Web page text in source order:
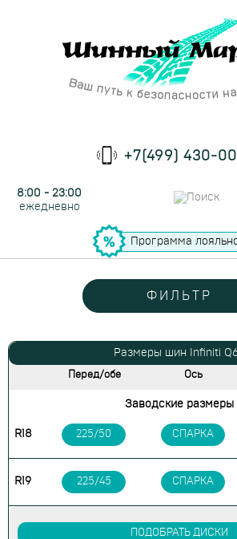
+7(499) 430-
8:00 - 23:00
ежедневно
Программа
ФИЛЬТР
Размеры шин Infiniti
Перед/обе Ось
Заводские размеры
R18 225/50 СПАРКА
R19 225/45 СПАРКА
ПОДОБРАТЬ ДИСКИ